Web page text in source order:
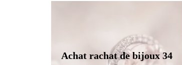
Achat rachat de bijoux 34